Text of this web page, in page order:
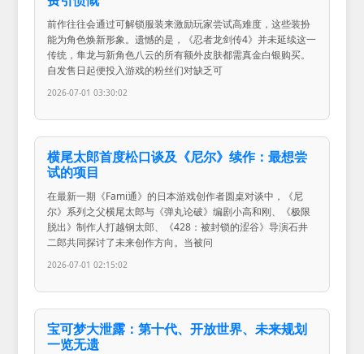
前作往往会通过可解锁服装来激励玩家尝试高难度，这些装扮
能为角色焕新形象。遗憾的是，《忍者龙剑传4》并未延续这一
传统，隼龙与新角色八云的所有额外皮肤都需真金白银购买。
自发售日起便投入游戏的粉丝们对缺乏可
2026-07-01 03:30:02
横尾太郎首度松口谈及《尼尔》续作：最想尝
试的项目
在最新一期《Fami通》的日本游戏创作者圆桌对谈中，《尼
尔》系列之父横尾太郎与《弹丸论破》编剧小高和刚、《极限
脱出》制作人打越钢太郎、《428：被封锁的涩谷》导演石井
二郎共同探讨了未来创作方向。当被问
2026-07-01 02:15:02
宝可梦大泄露：第十代、开放世界、未来规划
一览无遗